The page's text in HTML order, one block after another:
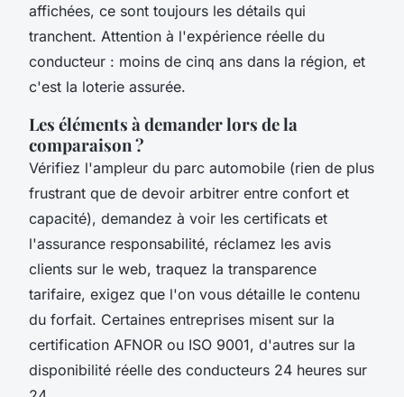
affichées, ce sont toujours les détails qui
tranchent. Attention à l'expérience réelle du
conducteur : moins de cinq ans dans la région, et
c'est la loterie assurée.
Les éléments à demander lors de la
comparaison ?
Vérifiez l'ampleur du parc automobile (rien de plus
frustrant que de devoir arbitrer entre confort et
capacité), demandez à voir les certificats et
l'assurance responsabilité, réclamez les avis
clients sur le web, traquez la transparence
tarifaire, exigez que l'on vous détaille le contenu
du forfait. Certaines entreprises misent sur la
certification AFNOR ou ISO 9001, d'autres sur la
disponibilité réelle des conducteurs 24 heures sur